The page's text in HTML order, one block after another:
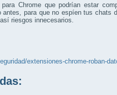
Chrome que podrían estar
antes, para que no espíen tus chats
riesgos innecesarios.
extensiones-chrome-roban-